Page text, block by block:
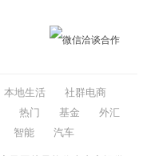
微信洽谈合作
本地生活
社群电商
热门 基金
外汇
智能 汽车